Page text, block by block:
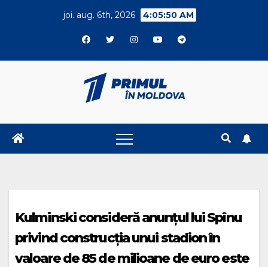
joi. aug. 6th, 2026 4:05:50 AM
Kulminski consideră anunțul lui Spînu
privind construcția unui stadion în
valoare de 85 de milioane de euro este